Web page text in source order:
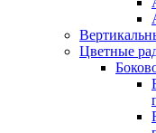
Цветные